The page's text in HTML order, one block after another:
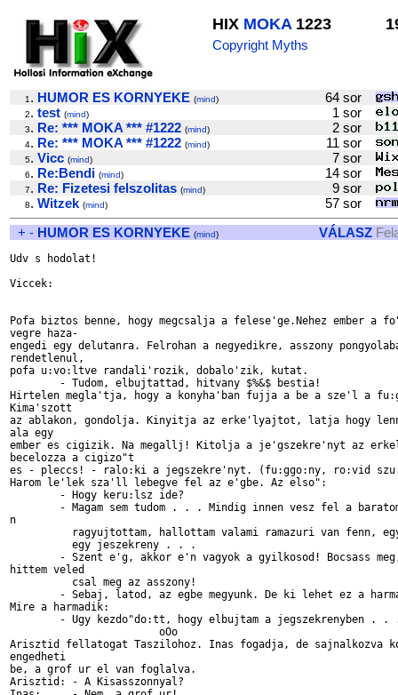
HIX MOKA1223
Copyright Myths
1 . HUMOR ES KORNYEKE (mind) 64 sor
2. test (mind) 1 sor
3. Re: *** MOKA *** #1222 (mind) 2 sor
4. Re: *** MOKA *** #1222 (mind) 11 sor
5. Vicc (mind) 7 sor
6. Re:Bendi (mind) 14 sor
7. Re: Fizetesi felszolitas (mind) 9 sor
8. Witzek (mind)
57 sor
+ - HUMOR ES KORNYEKE (mind) VÁLASZ
Udv s hodolat!
Viccek:
Pofa biztos benne, hogy megcsalja a felese'ge.Nehez ember a
vegre haza-
engedi egy delutanra. Felrohan a negyedikre, asszony
rendetlenul,
pofa u:vo:ltve randali'rozik, dobalo'zik, kutat.
Hirtelen megla'tja, hogy a konyha'ban fujja a be a sze'l a
Kima'szott
az ablakon, gondolja. Kinyitja az erke'lyajtot, latja hogy
ala egy
ember es cigizik. Na megallj! Kitolja a je'gszekre'nyt az
becelozza a cigizo"t
es - pleccs! - ralo:ki a jegszekre'nyt. (fu:ggo:ny, ro:vid
Harom le'lek sza'll lebegve fel az e'gbe. Az elso":
n
hittem veled
Mire a harmadik:
Arisztid fellatogat Taszilohoz. Inas fogadja, de sajnalkozva
engedheti
be, a grof ur el van foglalva.
Arisztid: - A Kisasszonnyal?